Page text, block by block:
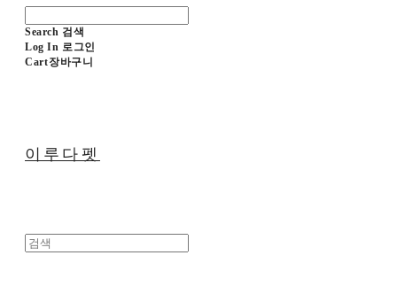
Search 검색
Log In 로그인
Cart장바구니
이루다펫